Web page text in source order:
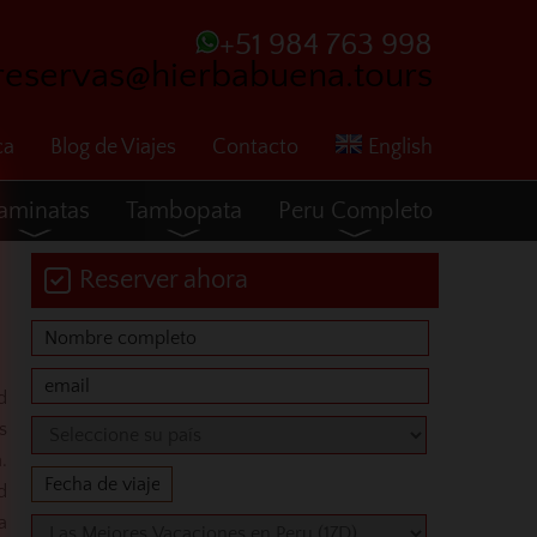
+51 984 763 998
Blog de Viajes Contacto English
Peru Completo
Tambopata
Reserver ahora